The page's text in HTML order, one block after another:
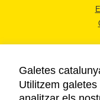
Galetes
Utilitzem